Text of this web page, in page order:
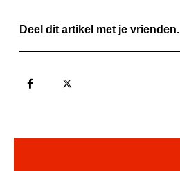
Deel dit artikel met je vrienden.